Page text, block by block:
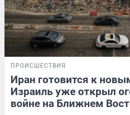
ПРОИСШЕСТВИЯ
Иран готовится к
Израиль уже открыл
войне на Ближнем